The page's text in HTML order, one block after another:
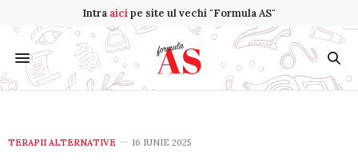
Intra aicipe site ul vechi "Formula AS"
TERAPII ALTERNATIVE 16 IUNIE 2025